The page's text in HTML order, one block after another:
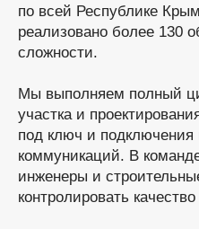
по всей Республике
реализовано более 130
сложности.
Мы выполняем полный
участка и
под ключ и подключения
коммуникаций. В
инженеры и
контролировать